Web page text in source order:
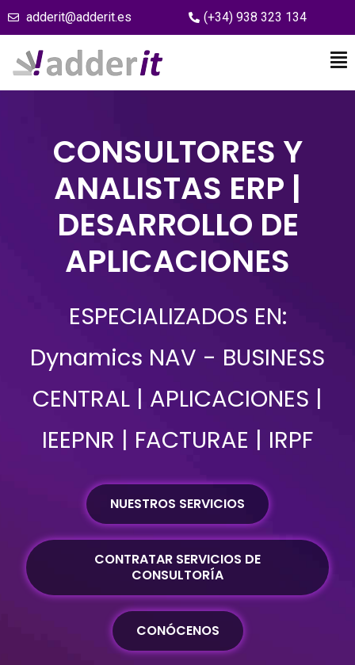
adderit@adderit.es (+34) 938 323 134
CONSULTORES Y
ANALISTAS ERP |
DESARROLLO DE
APLICACIONES
ESPECIALIZADOS EN:
Dynamics NAV - BUSINESS
CENTRAL | APLICACIONES |
IEEPNR | FACTURAE | IRPF
NUESTROS SERVICIOS
CONTRATAR SERVICIOS DE
CONSULTORÍA
CONÓCENOS